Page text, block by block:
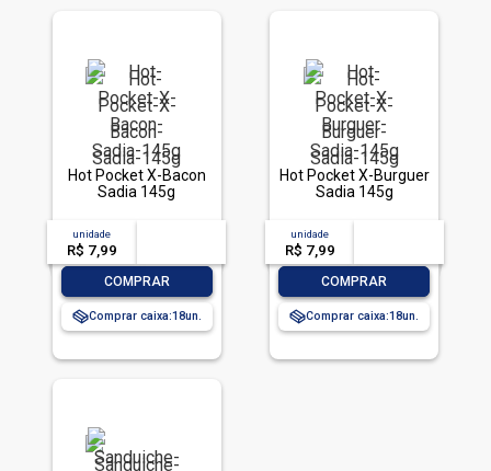
Hot Pocket X-Bacon
Sadia 145g
unidade
R$ 7,99
COMPRAR
Comprar caixa:18
Hot Pocket X-Burguer
Sadia 145g
unidade
R$ 7,99
COMPRAR
Comprar caixa:18